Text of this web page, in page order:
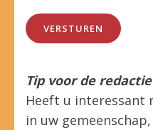
VERSTUREN
Tip voor de
Heeft u interessant
in uw